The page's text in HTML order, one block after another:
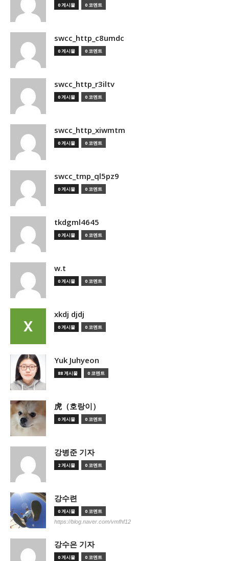
0 게시물 0 코멘트
swcc_http_c8umdc
0 게시물 0 코멘트
swcc_http_r3iltv
0 게시물 0 코멘트
swcc_http_xiwmtm
0 게시물 0 코멘트
swcc_tmp_ql5pz9
0 게시물 0 코멘트
tkdgml4645
0 게시물 0 코멘트
w.t
0 게시물 0 코멘트
xkdj djdj
0 게시물 0 코멘트
Yuk Juhyeon
88 게시물 0 코멘트
虎（호랑이）
0 게시물 0 코멘트
강병준 기자
2 게시물 0 코멘트
강수련
0 게시물 0 코멘트
https://blog.naver.com/vmfhf12
강수은 기자
0 게시물 0 코멘트